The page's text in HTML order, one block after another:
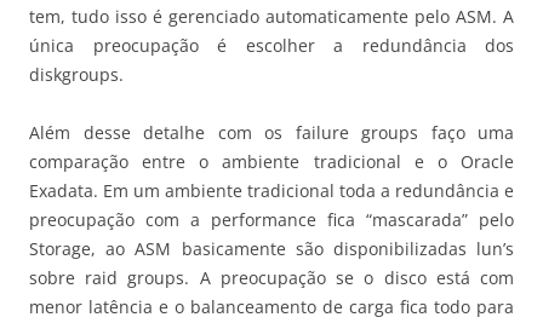
tem, tudo isso é gerenciado automaticamente pelo ASM. A
única preocupação é escolher a redundância dos
diskgroups.
Além desse detalhe com os failure groups faço uma
comparação entre o ambiente tradicional e o Oracle
Exadata. Em um ambiente tradicional toda a redundância e
preocupação com a performance fica “mascarada” pelo
Storage, ao ASM basicamente são disponibilizadas lun’s
sobre raid groups. A preocupação se o disco está com
menor latência e o balanceamento de carga fica todo para